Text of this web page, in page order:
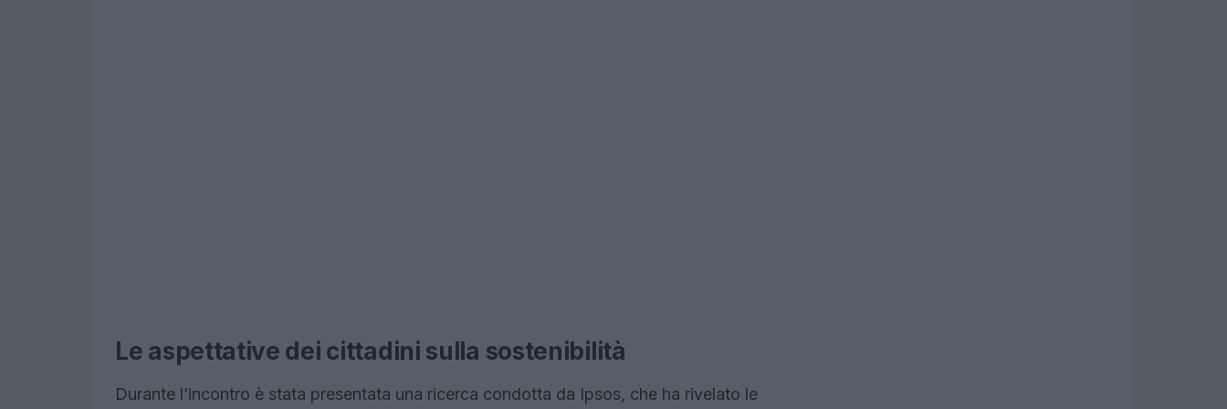
Le aspettative dei cittadini sulla sostenibilità
Durante l’incontro è stata presentata una ricerca condotta da Ipsos, che ha rivelato le